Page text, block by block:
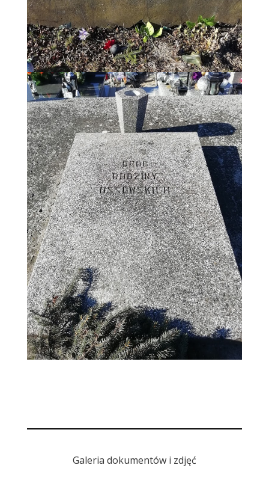
Galeria dokumentów i zdjęć